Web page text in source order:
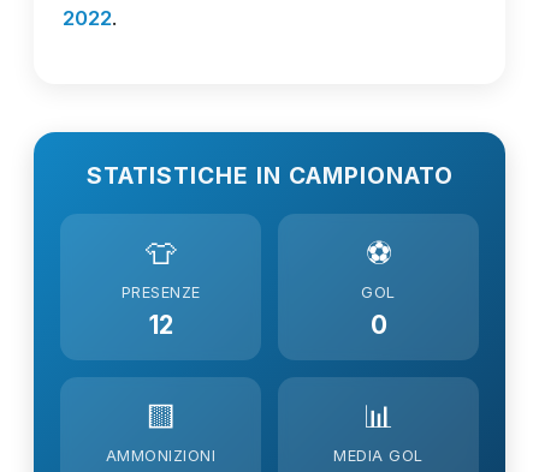
2022.
STATISTICHE IN CAMPIONATO
👕
PRESENZE
12
⚽
GOL
0
🟨
AMMONIZIONI
📊
MEDIA GOL